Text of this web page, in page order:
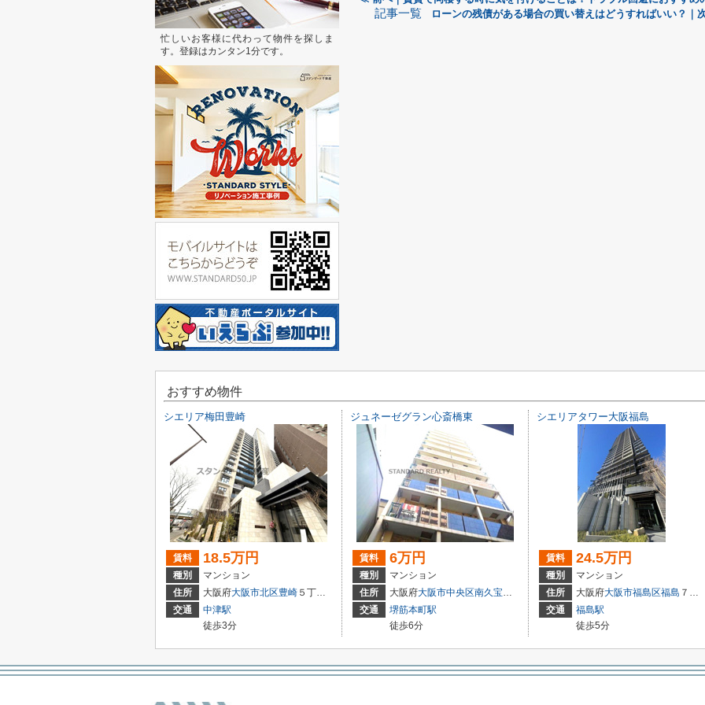
記事一覧 ローンの残債がある場合の買い替えはどうすればいい？｜
忙しいお客様に代わって物件を探しま
す。登録はカンタン1分です。
おすすめ物件
シエリア梅田豊崎
賃料 18.5万円
種別
マンション
住所
大阪府大阪市北区豊崎 ５丁目4-16
交通
中津駅
徒歩3分
ジュネーゼグラン心斎橋東
賃料 6万円
種別
マンション
住所
大阪府大阪市中央区南久宝寺町
１丁目6-7
交通
堺筋本町駅
徒歩6分
シエリアタワー大阪福島
賃料 24.5万円
種別
マンション
住所
大阪府大阪市福島区福島 ７丁目18-20
交通
福島駅
徒歩5分